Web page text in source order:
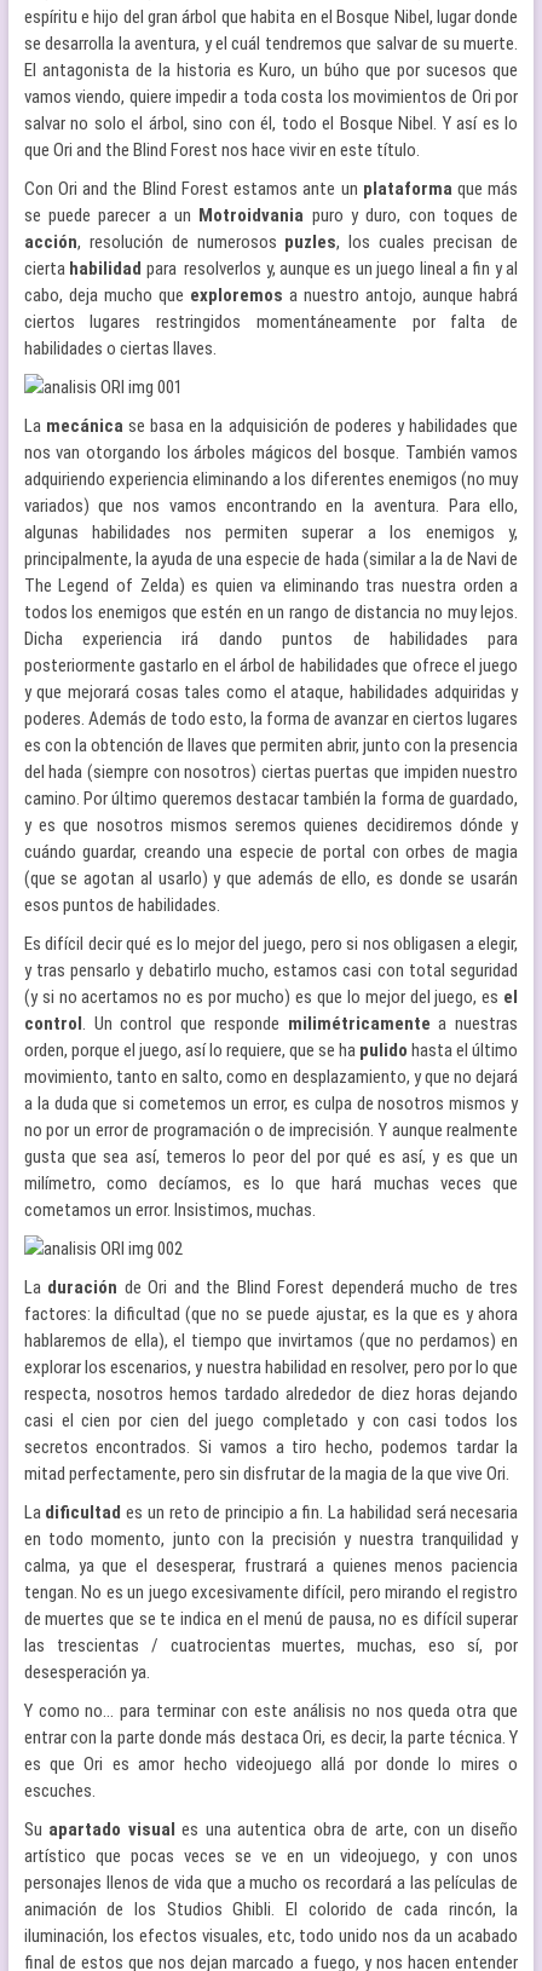
espíritu e hijo del gran árbol que habita en el Bosque Nibel, lugar donde
se desarrolla la aventura, y el cuál tendremos que salvar de su muerte.
El antagonista de la historia es Kuro, un búho que por sucesos que
vamos viendo, quiere impedir a toda costa los movimientos de Ori por
salvar no solo el árbol, sino con él, todo el Bosque Nibel. Y así es lo
que Ori and the Blind Forest nos hace vivir en este título.
Con Ori and the Blind Forest estamos ante un plataformaque más
se puede parecer a un Motroidvania puro y duro, con toques de
acción, resolución de numerosos puzles, los cuales precisan de
cierta habilidad para resolverlos y, aunque es un juego lineal a fin y al
cabo, deja mucho que exploremos a nuestro antojo, aunque habrá
ciertos lugares restringidos momentáneamente por falta de
habilidades o ciertas llaves.
La mecánicase basa en la adquisición de poderes y habilidades que
nos van otorgando los árboles mágicos del bosque. También vamos
adquiriendo experiencia eliminando a los diferentes enemigos (no muy
variados) que nos vamos encontrando en la aventura. Para ello,
algunas habilidades nos permiten superar a los enemigos y,
principalmente, la ayuda de una especie de hada (similar a la de Navi de
The Legend of Zelda) es quien va eliminando tras nuestra orden a
todos los enemigos que estén en un rango de distancia no muy lejos.
Dicha experiencia irá dando puntos de habilidades para
posteriormente gastarlo en el árbol de habilidades que ofrece el juego
y que mejorará cosas tales como el ataque, habilidades adquiridas y
poderes. Además de todo esto, la forma de avanzar en ciertos lugares
es con la obtención de llaves que permiten abrir, junto con la presencia
del hada (siempre con nosotros) ciertas puertas que impiden nuestro
camino. Por último queremos destacar también la forma de guardado,
y es que nosotros mismos seremos quienes decidiremos dónde y
cuándo guardar, creando una especie de portal con orbes de magia
(que se agotan al usarlo) y que además de ello, es donde se usarán
esos puntos de habilidades.
Es difícil decir qué es lo mejor del juego, pero si nos obligasen a elegir,
y tras pensarlo y debatirlo mucho, estamos casi con total seguridad
(y si no acertamos no es por mucho) es que lo mejor del juego, es el
control. Un control que responde milimétricamente a nuestras
orden, porque el juego, así lo requiere, que se ha pulido hasta el último
movimiento, tanto en salto, como en desplazamiento, y que no dejará
a la duda que si cometemos un error, es culpa de nosotros mismos y
no por un error de programación o de imprecisión. Y aunque realmente
gusta que sea así, temeros lo peor del por qué es así, y es que un
milímetro, como decíamos, es lo que hará muchas veces que
cometamos un error. Insistimos, muchas.
La duración de Ori and the Blind Forest dependerá mucho de tres
factores: la dificultad (que no se puede ajustar, es la que es y ahora
hablaremos de ella), el tiempo que invirtamos (que no perdamos) en
explorar los escenarios, y nuestra habilidad en resolver, pero por lo que
respecta, nosotros hemos tardado alrededor de diez horas dejando
casi el cien por cien del juego completado y con casi todos los
secretos encontrados. Si vamos a tiro hecho, podemos tardar la
mitad perfectamente, pero sin disfrutar de la magia de la que vive Ori.
La dificultad es un reto de principio a fin. La habilidad será necesaria
en todo momento, junto con la precisión y nuestra tranquilidad y
calma, ya que el desesperar, frustrará a quienes menos paciencia
tengan. No es un juego excesivamente difícil, pero mirando el registro
de muertes que se te indica en el menú de pausa, no es difícil superar
las trescientas / cuatrocientas muertes, muchas, eso sí, por
desesperación ya.
Y como no… para terminar con este análisis no nos queda otra que
entrar con la parte donde más destaca Ori, es decir, la parte técnica. Y
es que Ori es amor hecho videojuego allá por donde lo mires o
escuches.
Su apartado visual es una autentica obra de arte, con un diseño
artístico que pocas veces se ve en un videojuego, y con unos
personajes llenos de vida que a mucho os recordará a las películas de
animación de los Studios Ghibli. El colorido de cada rincón, la
iluminación, los efectos visuales, etc, todo unido nos da un acabado
final de estos que nos dejan marcado a fuego, y nos hacen entender